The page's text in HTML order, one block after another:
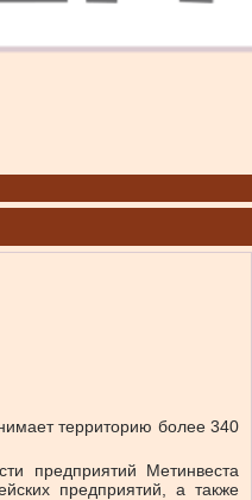
территорию более 340
предприятий Метинвеста
предприятий, а также